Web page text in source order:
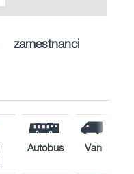
zamestnanci
Autobus Van